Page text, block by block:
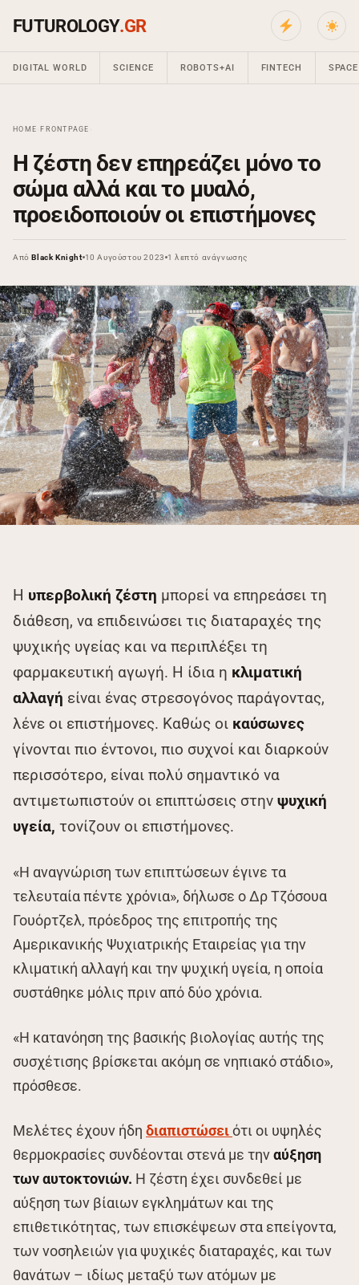
FUTUROLOGY.GR
DIGITAL WORLD SCIENCE ROBOTS+AI FINTECH SPACE
HOME FRONTPAGE
Η ζέστη δεν επηρεάζει μόνο το
σώμα αλλά και το μυαλό,
προειδοποιούν οι επιστήμονες
ΑπόBlack Knight 10 Αυγούστου 2023 1 λεπτό ανάγνωσης
Η υπερβολική ζέστη μπορεί να επηρεάσει τη
διάθεση, να επιδεινώσει τις διαταραχές της
ψυχικής υγείας και να περιπλέξει τη
φαρμακευτική αγωγή. Η ίδια η κλιματική
αλλαγή είναι ένας στρεσογόνος παράγοντας,
λένε οι επιστήμονες. Καθώς οι καύσωνες
γίνονται πιο έντονοι, πιο συχνοί και διαρκούν
περισσότερο, είναι πολύ σημαντικό να
αντιμετωπιστούν οι επιπτώσεις στην ψυχική
υγεία, τονίζουν οι επιστήμονες.
«Η αναγνώριση των επιπτώσεων έγινε τα
τελευταία πέντε χρόνια», δήλωσε ο Δρ Τζόσουα
Γουόρτζελ, πρόεδρος της επιτροπής της
Αμερικανικής Ψυχιατρικής Εταιρείας για την
κλιματική αλλαγή και την ψυχική υγεία, η οποία
συστάθηκε μόλις πριν από δύο χρόνια.
«Η κατανόηση της βασικής βιολογίας αυτής της
συσχέτισης βρίσκεται ακόμη σε νηπιακό στάδιο»,
πρόσθεσε.
Μελέτες έχουν ήδη διαπιστώσειότι οι υψηλές
θερμοκρασίες συνδέονται στενά με τηναύξηση
των αυτοκτονιών. Η ζέστη έχει συνδεθεί με
αύξηση των βίαιων εγκλημάτων και της
επιθετικότητας, των επισκέψεων στα επείγοντα,
των νοσηλειών για ψυχικές διαταραχές, και των
θανάτων – ιδίως μεταξύ των ατόμων με